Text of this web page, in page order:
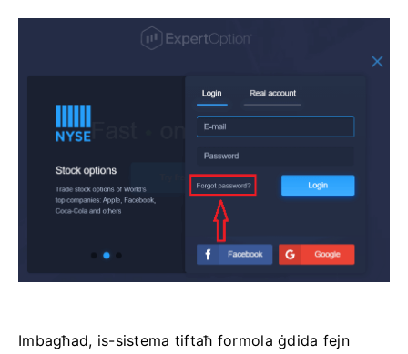
Imbagħad, is-sistema tiftaħ formola ġdida fejn